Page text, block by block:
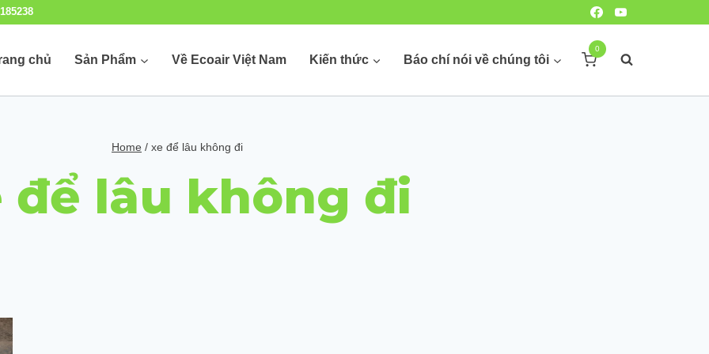
chủ Sản Phẩm Về Ecoair Việt Nam Kiến thức Báo chí nói về chúng tôi
0
Home / xe để lâu không đi
để lâu không đi